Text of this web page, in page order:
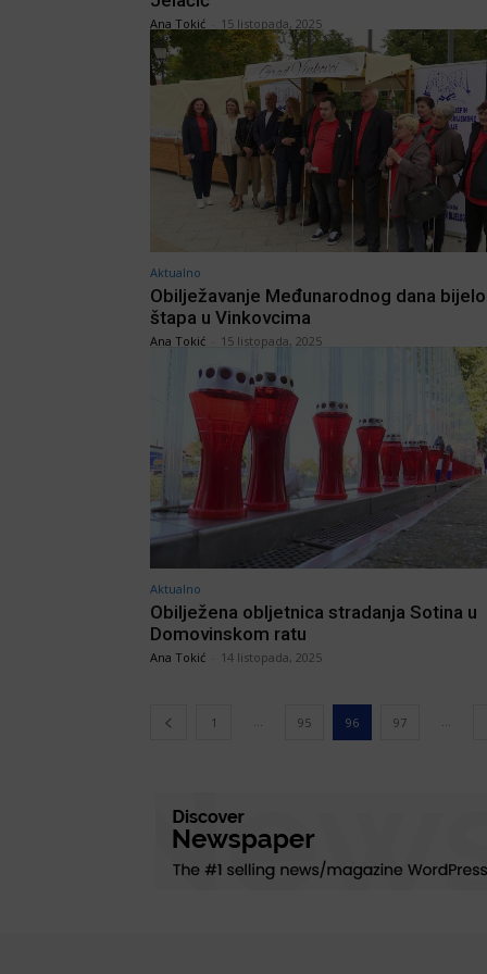
Ana Tokić 15 listopada, 2025
Aktualno
Obilježavanje Međunarodnog dana
štapa u Vinkovcima
Ana Tokić 15 listopada, 2025
Aktualno
Obilježena obljetnica stradanja Sotina u
Domovinskom ratu
Ana Tokić 14 listopada, 2025
1 ... 95 96 97 ...